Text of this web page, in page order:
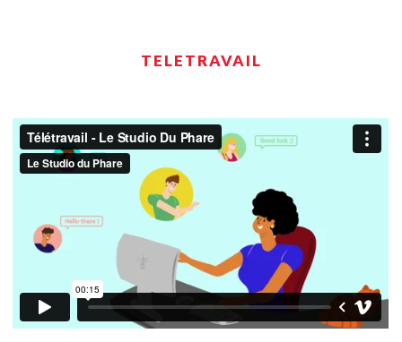
TELETRAVAIL